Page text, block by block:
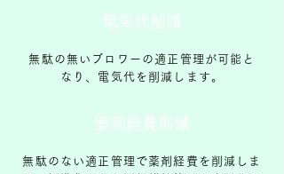
電気代削減
無駄の無いブロワーの適正管理が可能と
なり、​電気代を削減します。
薬剤経費削減
無駄のない適正管理で薬剤経費を削減しま